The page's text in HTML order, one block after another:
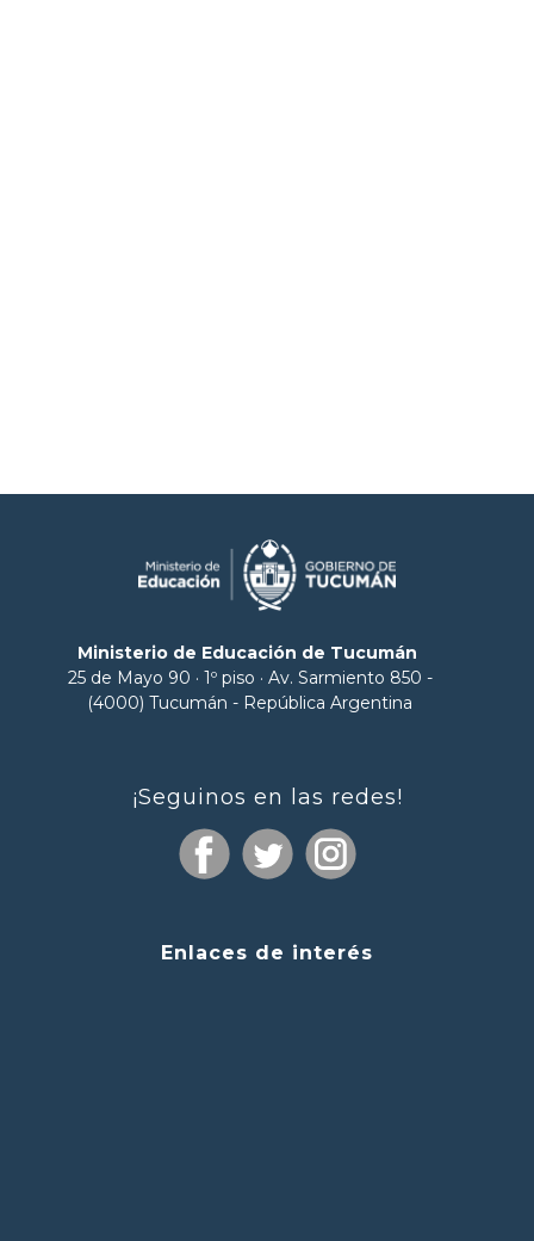
Ministerio de Educación de Tucumán
25 de Mayo 90 · 1º piso · Av. Sarmiento 850 -
(4000) Tucumán - República Argentina
¡Seguinos en las redes!
Enlaces de interés